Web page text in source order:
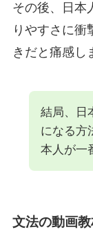
その後、日本
りやすさに衝
きだと痛感し
結局、日
になる方
本人が一
文法の動画